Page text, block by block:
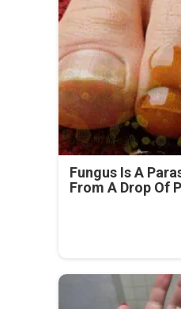
Fungus Is A
From A Drop Of